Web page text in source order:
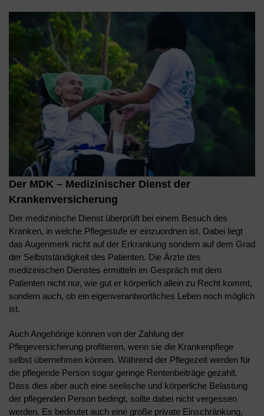
Der MDK – Medizinischer Dienst der
Krankenversicherung
Der medizinische Dienst überprüft bei einem Besuch des
Kranken, in welche Pflegestufe er einzuordnen ist. Dabei liegt
das Augenmerk nicht auf der Erkrankung sondern auf dem Grad
der Selbstständigkeit des Patienten. Die Ärzte des
medizinischen Dienstes ermitteln im Gespräch mit dem
Patienten nicht nur, wie gut er körperlich allein zu Recht kommt,
sondern auch, ob ein eigenverantwortliches Leben noch möglich
ist.
Auch Angehörige können von der Zahlung der
Pflegeversicherung profitieren, wenn sie die Krankenpflege
selbst übernehmen können. Während der Pflegezeit werden für
die pflegende Person sogar geringe Rentenbeiträge gezahlt.
Dass dies aber auch eine seelische und körperliche Belastung
der pflegenden Person bedingt, sollte dabei nicht vergessen
werden. Es bedeutet auch eine große private Einschränkung,